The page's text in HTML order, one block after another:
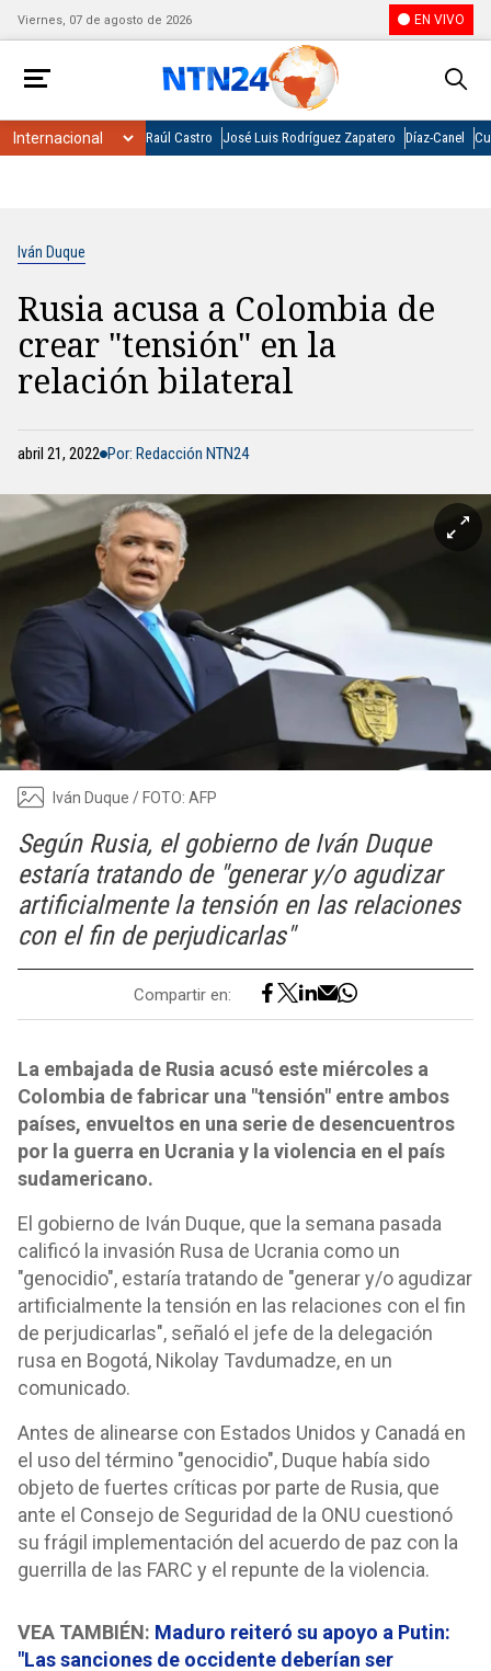
Viernes, 07 de agosto de 2026 EN VIVO
Raúl Castro José Luis Rodríguez Zapatero Díaz-Canel
Iván Duque
Rusia acusa a Colombia de
crear "tensión" en la
relación bilateral
abril 21, 2022 Por: Redacción NTN24
Iván Duque / FOTO: AFP
Según Rusia, el gobierno de Iván Duque
estaría tratando de "generar y/o agudizar
artificialmente la tensión en las relaciones
con el fin de perjudicarlas"
Compartir en:
La embajada de Rusia acusó este miércoles a
Colombia de fabricar una "tensión" entre ambos
países, envueltos en una serie de desencuentros
por la guerra en Ucrania y la violencia en el país
sudamericano.
El gobierno de Iván Duque, que la semana pasada
calificó la invasión Rusa de Ucrania como un
"genocidio", estaría tratando de "generar y/o agudizar
artificialmente la tensión en las relaciones con el fin
de perjudicarlas", señaló el jefe de la delegación
rusa en Bogotá, Nikolay Tavdumadze, en un
comunicado.
Antes de alinearse con Estados Unidos y Canadá en
el uso del término "genocidio", Duque había sido
objeto de fuertes críticas por parte de Rusia, que
ante el Consejo de Seguridad de la ONU cuestionó
su frágil implementación del acuerdo de paz con la
guerrilla de las FARC y el repunte de la violencia.
VEA TAMBIÉN: Maduro reiteró su apoyo a Putin:
"Las sanciones de occidente deberían ser